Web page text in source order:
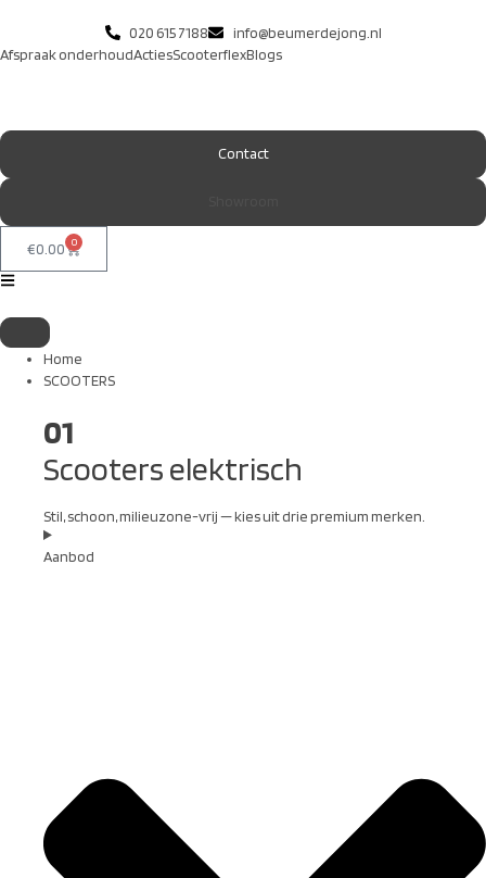
020 615 7188
info@beumerdejong.nl
Afspraak onderhoudActiesScooterflexBlogs
Contact
€0.00 0
Home
SCOOTERS
01
Scooters elektrisch
Stil, schoon, milieuzone-vrij — kies uit drie premium merken.
Aanbod